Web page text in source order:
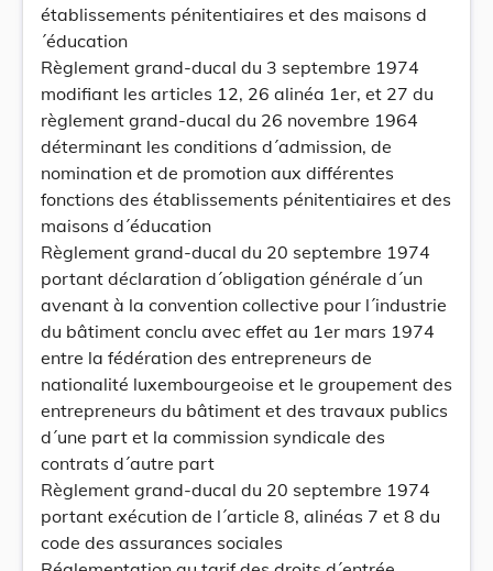
établissements pénitentiaires et des maisons d
´éducation
Règlement grand-ducal du 3 septembre 1974
modifiant les articles 12, 26 alinéa 1er, et 27 du
règlement grand-ducal du 26 novembre 1964
déterminant les conditions d´admission, de
nomination et de promotion aux différentes
fonctions des établissements pénitentiaires et des
maisons d´éducation
Règlement grand-ducal du 20 septembre 1974
portant déclaration d´obligation générale d´un
avenant à la convention collective pour l´industrie
du bâtiment conclu avec effet au 1er mars 1974
entre la fédération des entrepreneurs de
nationalité luxembourgeoise et le groupement des
entrepreneurs du bâtiment et des travaux publics
d´une part et la commission syndicale des
contrats d´autre part
Règlement grand-ducal du 20 septembre 1974
portant exécution de l´article 8, alinéas 7 et 8 du
code des assurances sociales